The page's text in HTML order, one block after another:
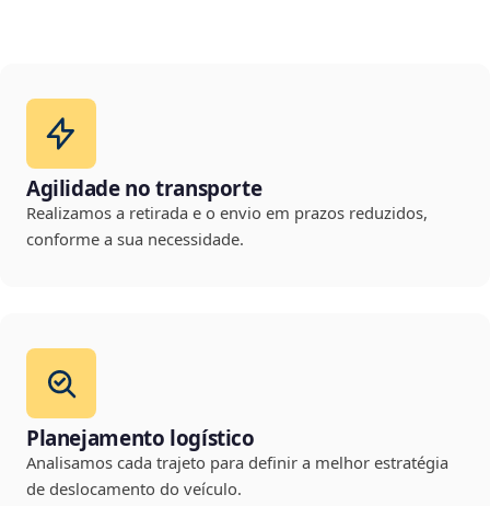
Agilidade no transporte
Realizamos a retirada e o envio em prazos reduzidos,
conforme a sua necessidade.
Planejamento logístico
Analisamos cada trajeto para definir a melhor estratégia
de deslocamento do veículo.